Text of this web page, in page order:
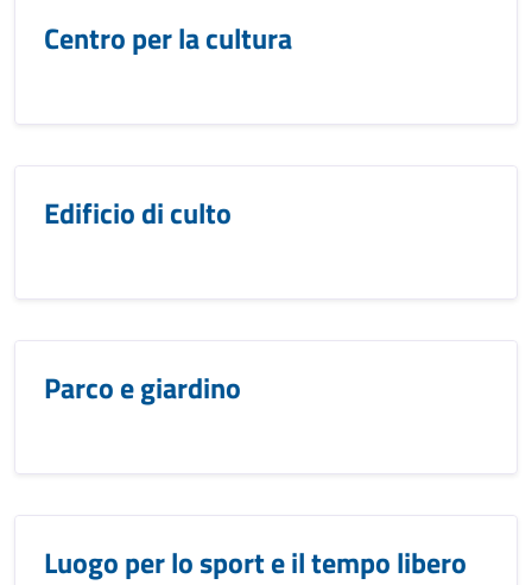
Centro per la cultura
Edificio di culto
Parco e giardino
Luogo per lo sport e il tempo libero